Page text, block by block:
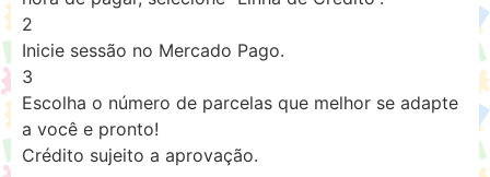
2
Inicie sessão no Mercado Pago.
3
Escolha o número de parcelas que melhor se adapte
a você e pronto!
Crédito sujeito a aprovação.